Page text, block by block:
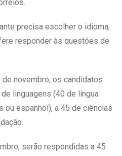
precisa escolher o idioma,
responder às questões de
novembro, os candidatos
linguagens (40 de língua
ou espanhol), a 45 de ciências
serão respondidas a 45